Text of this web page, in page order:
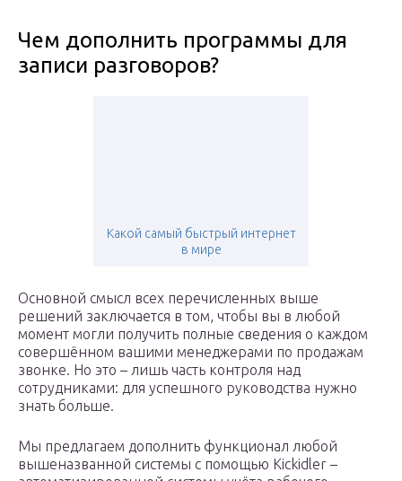
Чем дополнить программы для
записи разговоров?
Какой самый быстрый интернет
в мире
Основной смысл всех перечисленных выше
решений заключается в том, чтобы вы в любой
момент могли получить полные сведения о каждом
совершённом вашими менеджерами по продажам
звонке. Но это – лишь часть контроля над
сотрудниками: для успешного руководства нужно
знать больше.
Мы предлагаем дополнить функционал любой
вышеназванной системы с помощью Kickidler –